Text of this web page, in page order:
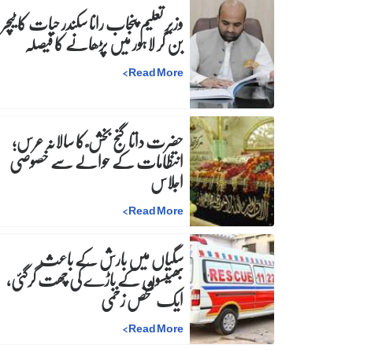
وزیرِ تعلیم پنجاب رانا سکندر حیات کا ٹیچر
بن کر لاہور میں پڑھانے کا فیصلہ
Read More
>
حضرت داتا گنج بخش ؒ کا سالانہ عرس;
انتظامات کے حوالے سے خصوصی
اجلاس
Read More
>
سگیاں میں بارش کے باعث
بھینسوں کے باڑے کی چھت گرگئی،
ایک شخص زخمی
Read More
>